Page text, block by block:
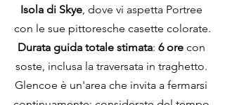
Isola di Skye, dove vi aspetta Portree
con le sue pittoresche casette colorate.
Durata guida totale stimata: 6 ore con
soste, inclusa la traversata in traghetto.
Glencoe è un'area che invita a fermarsi